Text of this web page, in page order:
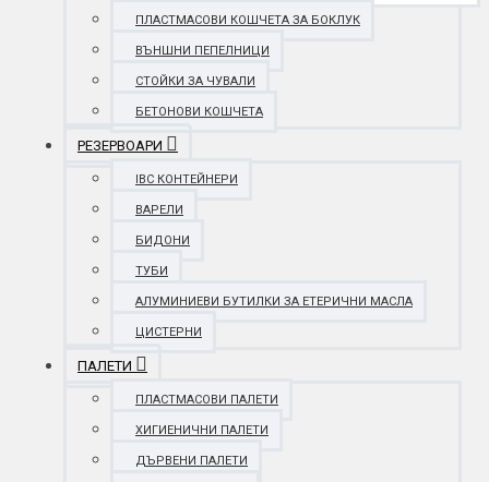
ПЛАСТМАСОВИ КОШЧЕТА ЗА БОКЛУК
ВЪНШНИ ПЕПЕЛНИЦИ
СТОЙКИ ЗА ЧУВАЛИ
БЕТОНОВИ КОШЧЕТА
РЕЗЕРВОАРИ
IBC КОНТЕЙНЕРИ
ВАРЕЛИ
БИДОНИ
ТУБИ
АЛУМИНИЕВИ БУТИЛКИ ЗА ЕТЕРИЧНИ МАСЛА
ЦИСТЕРНИ
ПАЛЕТИ
ПЛАСТМАСОВИ ПАЛЕТИ
ХИГИЕНИЧНИ ПАЛЕТИ
ДЪРВЕНИ ПАЛЕТИ